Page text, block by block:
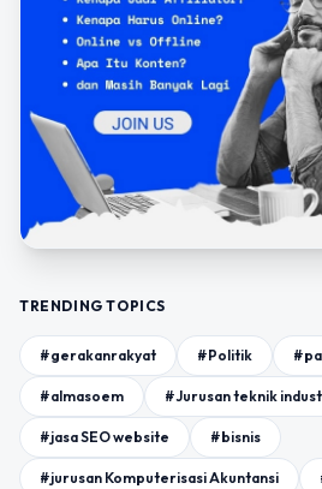
TRENDING TOPICS
#gerakanrakyat #Politik
#almasoem #Jurusan teknik
#jasa SEO website #bisnis
#jurusan Komputerisasi Akuntansi